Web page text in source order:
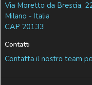
Via Moretto da Brescia,
Milano - Italia
CAP 20133
Contatti
Contatta il nostro team